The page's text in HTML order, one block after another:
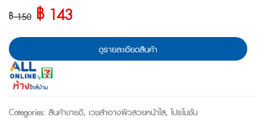
฿150 Original
฿ 150.
฿143Current
฿ 143.
ดูรายละเอียดสินค้า
Categories: สินค้าขายดี, เวชสำอางผิวสวยหน้าใส,โปรโมชั่น